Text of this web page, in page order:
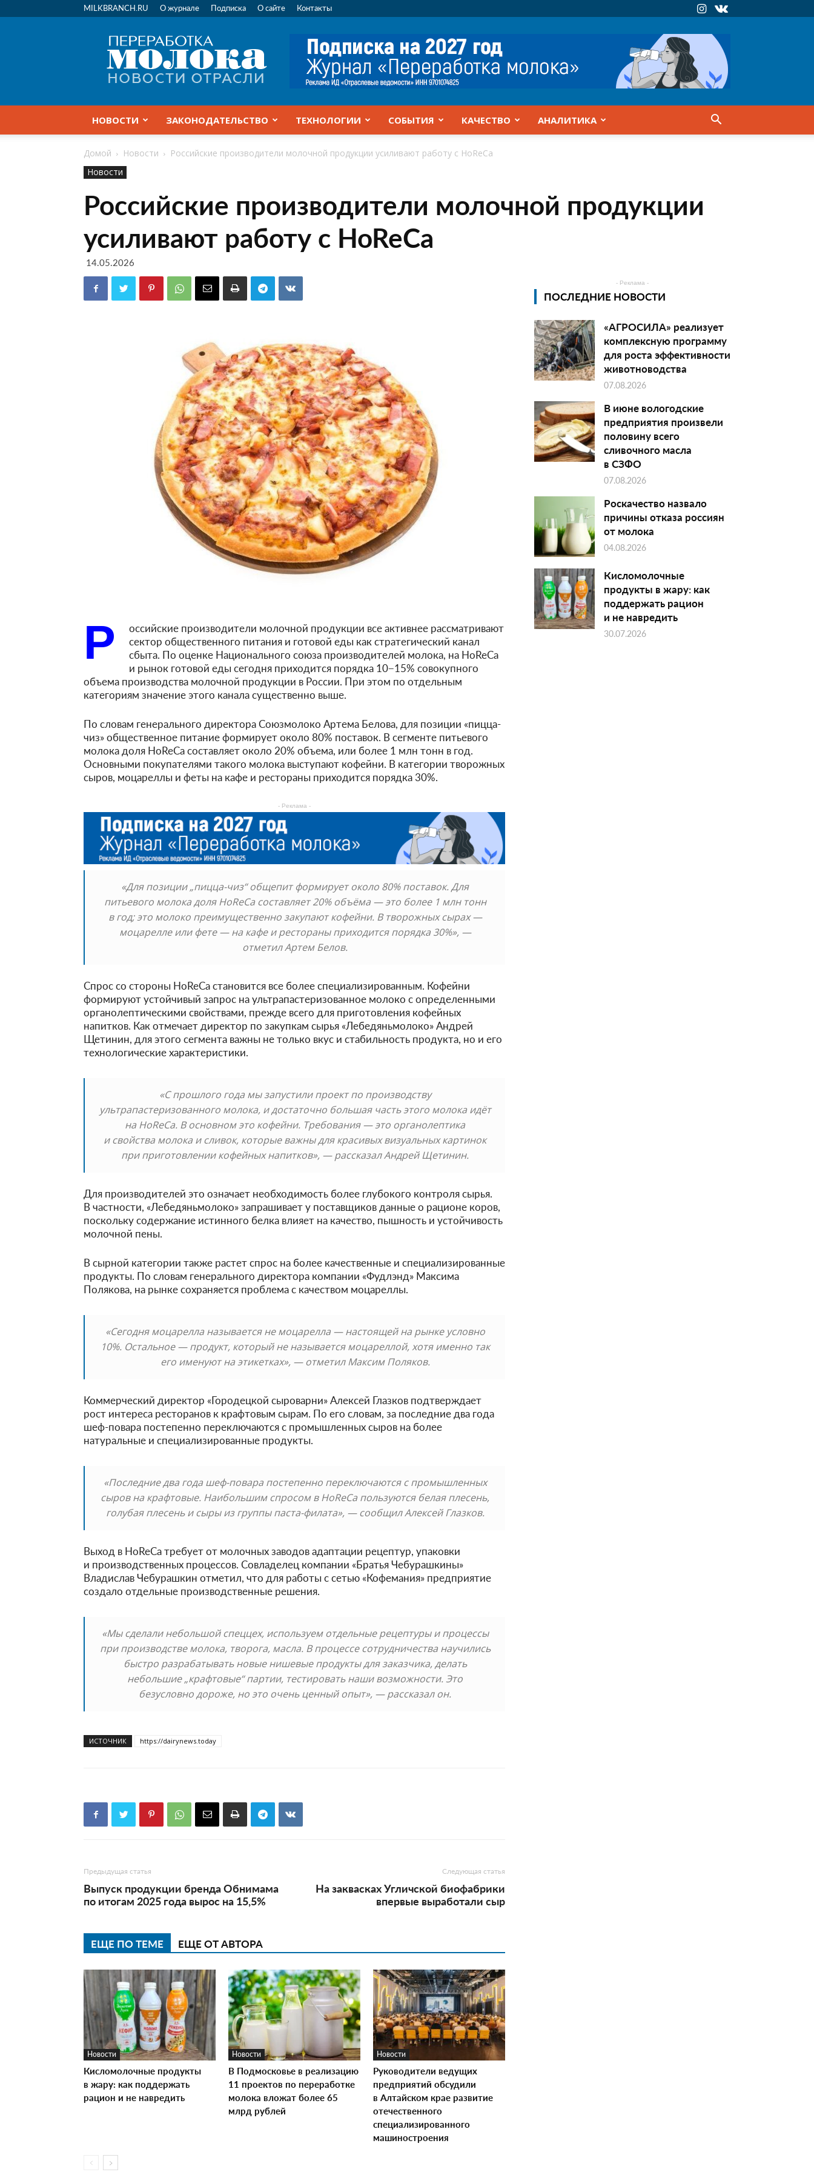
MILKBRANCH.RU О журнале Подписка О сайте Контакты
Переработка
молока
|
Новости
НОВОСТИ ЗАКОНОДАТЕЛЬСТВО ТЕХНОЛОГИИ СОБЫТИЯ КАЧЕСТВО АНАЛИТИКА
Домой Новости
Российские производители молочной продукции усиливают работу с HoReCa
Новости
Российские производители молочной продукции
усиливают работу с HoReCa
14.05.2026
Р
оссийские производители молочной продукции все активнее рассматривают
сектор общественного питания и готовой еды как стратегический канал
сбыта. По оценке Национального союза производителей молока, на HoReCa
и рынок готовой еды сегодня приходится порядка 10−15% совокупного
объема производства молочной продукции в России. При этом по отдельным
категориям значение этого канала существенно выше.
По словам генерального директора Союзмолоко Артема Белова, для позиции «пицца-
чиз» общественное питание формирует около 80% поставок. В сегменте питьевого
молока доля HoReCa составляет около 20% объема, или более 1 млн тонн в год.
Основными покупателями такого молока выступают кофейни. В категории творожных
сыров, моцареллы и феты на кафе и рестораны приходится порядка 30%.
- Реклама -
«Для позиции „пицца-чиз“ общепит формирует около 80% поставок. Для
питьевого молока доля HoReCa составляет 20% объёма — это более 1 млн тонн
в год; это молоко преимущественно закупают кофейни. В творожных сырах —
моцарелле или фете — на кафе и рестораны приходится порядка 30%», —
отметил Артем Белов.
Спрос со стороны HoReCa становится все более специализированным. Кофейни
формируют устойчивый запрос на ультрапастеризованное молоко с определенными
органолептическими свойствами, прежде всего для приготовления кофейных
напитков. Как отмечает директор по закупкам сырья «Лебедяньмолоко» Андрей
Щетинин, для этого сегмента важны не только вкус и стабильность продукта, но и его
технологические характеристики.
«С прошлого года мы запустили проект по производству
ультрапастеризованного молока, и достаточно большая часть этого молока идёт
на HoReCa. В основном это кофейни. Требования — это органолептика
и свойства молока и сливок, которые важны для красивых визуальных картинок
при приготовлении кофейных напитков», — рассказал Андрей Щетинин.
Для производителей это означает необходимость более глубокого контроля сырья.
В частности, «Лебедяньмолоко» запрашивает у поставщиков данные о рационе коров,
поскольку содержание истинного белка влияет на качество, пышность и устойчивость
молочной пены.
В сырной категории также растет спрос на более качественные и специализированные
продукты. По словам генерального директора компании «Фудлэнд» Максима
Полякова, на рынке сохраняется проблема с качеством моцареллы.
«Сегодня моцарелла называется не моцарелла — настоящей на рынке условно
10%. Остальное — продукт, который не называется моцареллой, хотя именно так
его именуют на этикетках», — отметил Максим Поляков.
Коммерческий директор «Городецкой сыроварни» Алексей Глазков подтверждает
рост интереса ресторанов к крафтовым сырам. По его словам, за последние два года
шеф-повара постепенно переключаются с промышленных сыров на более
натуральные и специализированные продукты.
«Последние два года шеф-повара постепенно переключаются с промышленных
сыров на крафтовые. Наибольшим спросом в HoReCa пользуются белая плесень,
голубая плесень и сыры из группы паста-филата», — сообщил Алексей Глазков.
Выход в HoReCa требует от молочных заводов адаптации рецептур, упаковки
и производственных процессов. Совладелец компании «Братья Чебурашкины»
Владислав Чебурашкин отметил, что для работы с сетью «Кофемания» предприятие
создало отдельные производственные решения.
«Мы сделали небольшой спеццех, используем отдельные рецептуры и процессы
при производстве молока, творога, масла. В процессе сотрудничества научились
быстро разрабатывать новые нишевые продукты для заказчика, делать
небольшие „крафтовые“ партии, тестировать наши возможности. Это
безусловно дороже, но это очень ценный опыт», — рассказал он.
ИСТОЧНИК https://dairynews.today
Предыдущая статья
Выпуск продукции бренда Обнимама
по итогам 2025 года вырос на 15,5%
Следующая статья
На заквасках Угличской биофабрики
впервые выработали сыр
ЕЩЕ ПО ТЕМЕ ЕЩЕ ОТ АВТОРА
Новости
Кисломолочные продукты
в жару: как поддержать
рацион и не навредить
Новости
В Подмосковье в реализацию
11 проектов по переработке
молока вложат более 65
млрд рублей
Новости
Руководители ведущих
предприятий обсудили
в Алтайском крае развитие
отечественного
специализированного
машиностроения
- Реклама -
ПОСЛЕДНИЕ НОВОСТИ
«АГРОСИЛА» реализует
комплексную программу
для роста эффективности
животноводства
07.08.2026
В июне вологодские
предприятия произвели
половину всего
сливочного масла
в СЗФО
07.08.2026
Роскачество назвало
причины отказа россиян
от молока
04.08.2026
Кисломолочные
продукты в жару: как
поддержать рацион
и не навредить
30.07.2026